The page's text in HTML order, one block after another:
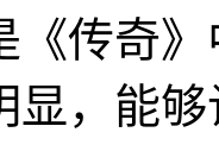
《传奇
显，能